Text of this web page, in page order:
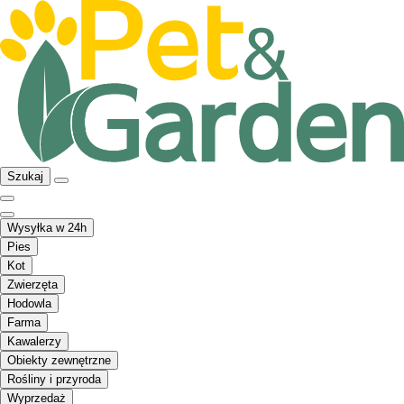
Szukaj
Wysyłka w 24h
Pies
Kot
Zwierzęta
Hodowla
Farma
Kawalerzy
Obiekty zewnętrzne
Rośliny i przyroda
Wyprzedaż